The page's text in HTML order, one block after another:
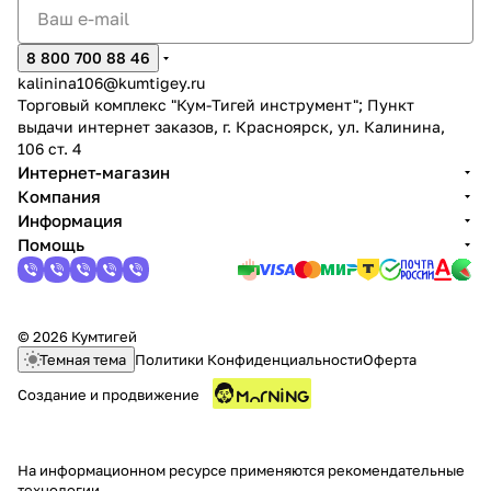
8 800 700 88 46
kalinina106@kumtigey.ru
Торговый комплекс "Кум-Тигей инструмент"; Пункт
выдачи интернет заказов, г. Красноярск, ул. Калинина,
106 ст. 4
Интернет-магазин
Компания
Информация
Помощь
© 2026 Кумтигей
Темная тема Политики КонфиденциальностиОферта
Создание и продвижение
На информационном ресурсе применяются рекомендательные